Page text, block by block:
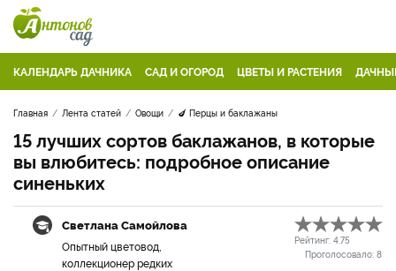
КАЛЕНДАРЬ ДАЧНИКА САД И ОГОРОД ЦВЕТЫ И РАСТЕНИЯ
Главная Лента статей Овощи 🍆 Перцы и баклажаны
15 лучших сортов баклажанов, в которые
вы влюбитесь: подробное описание
синеньких
Светлана Самойлова
Опытный цветовод,
коллекционер редких
Рейтинг: 4.75
Проголосовало: 8